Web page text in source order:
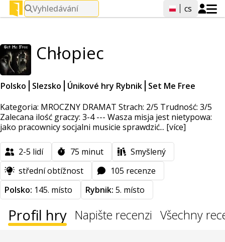
Vyhledávání cs
Chłopiec
Polsko Slezsko Únikové hry Rybnik Set Me Free
Kategoria: MROCZNY DRAMAT Strach: 2/5 Trudność: 3/5
Zalecana ilość graczy: 3-4 --- Wasza misja jest nietypowa:
jako pracownicy socjalni musicie sprawdzić... [více]
2-5 lidí 75 minut
Smyšlený
střední obtížnost
105 recenze
Polsko: 145. místo Rybnik: 5. místo
Profil hry Napište recenzi Všechny